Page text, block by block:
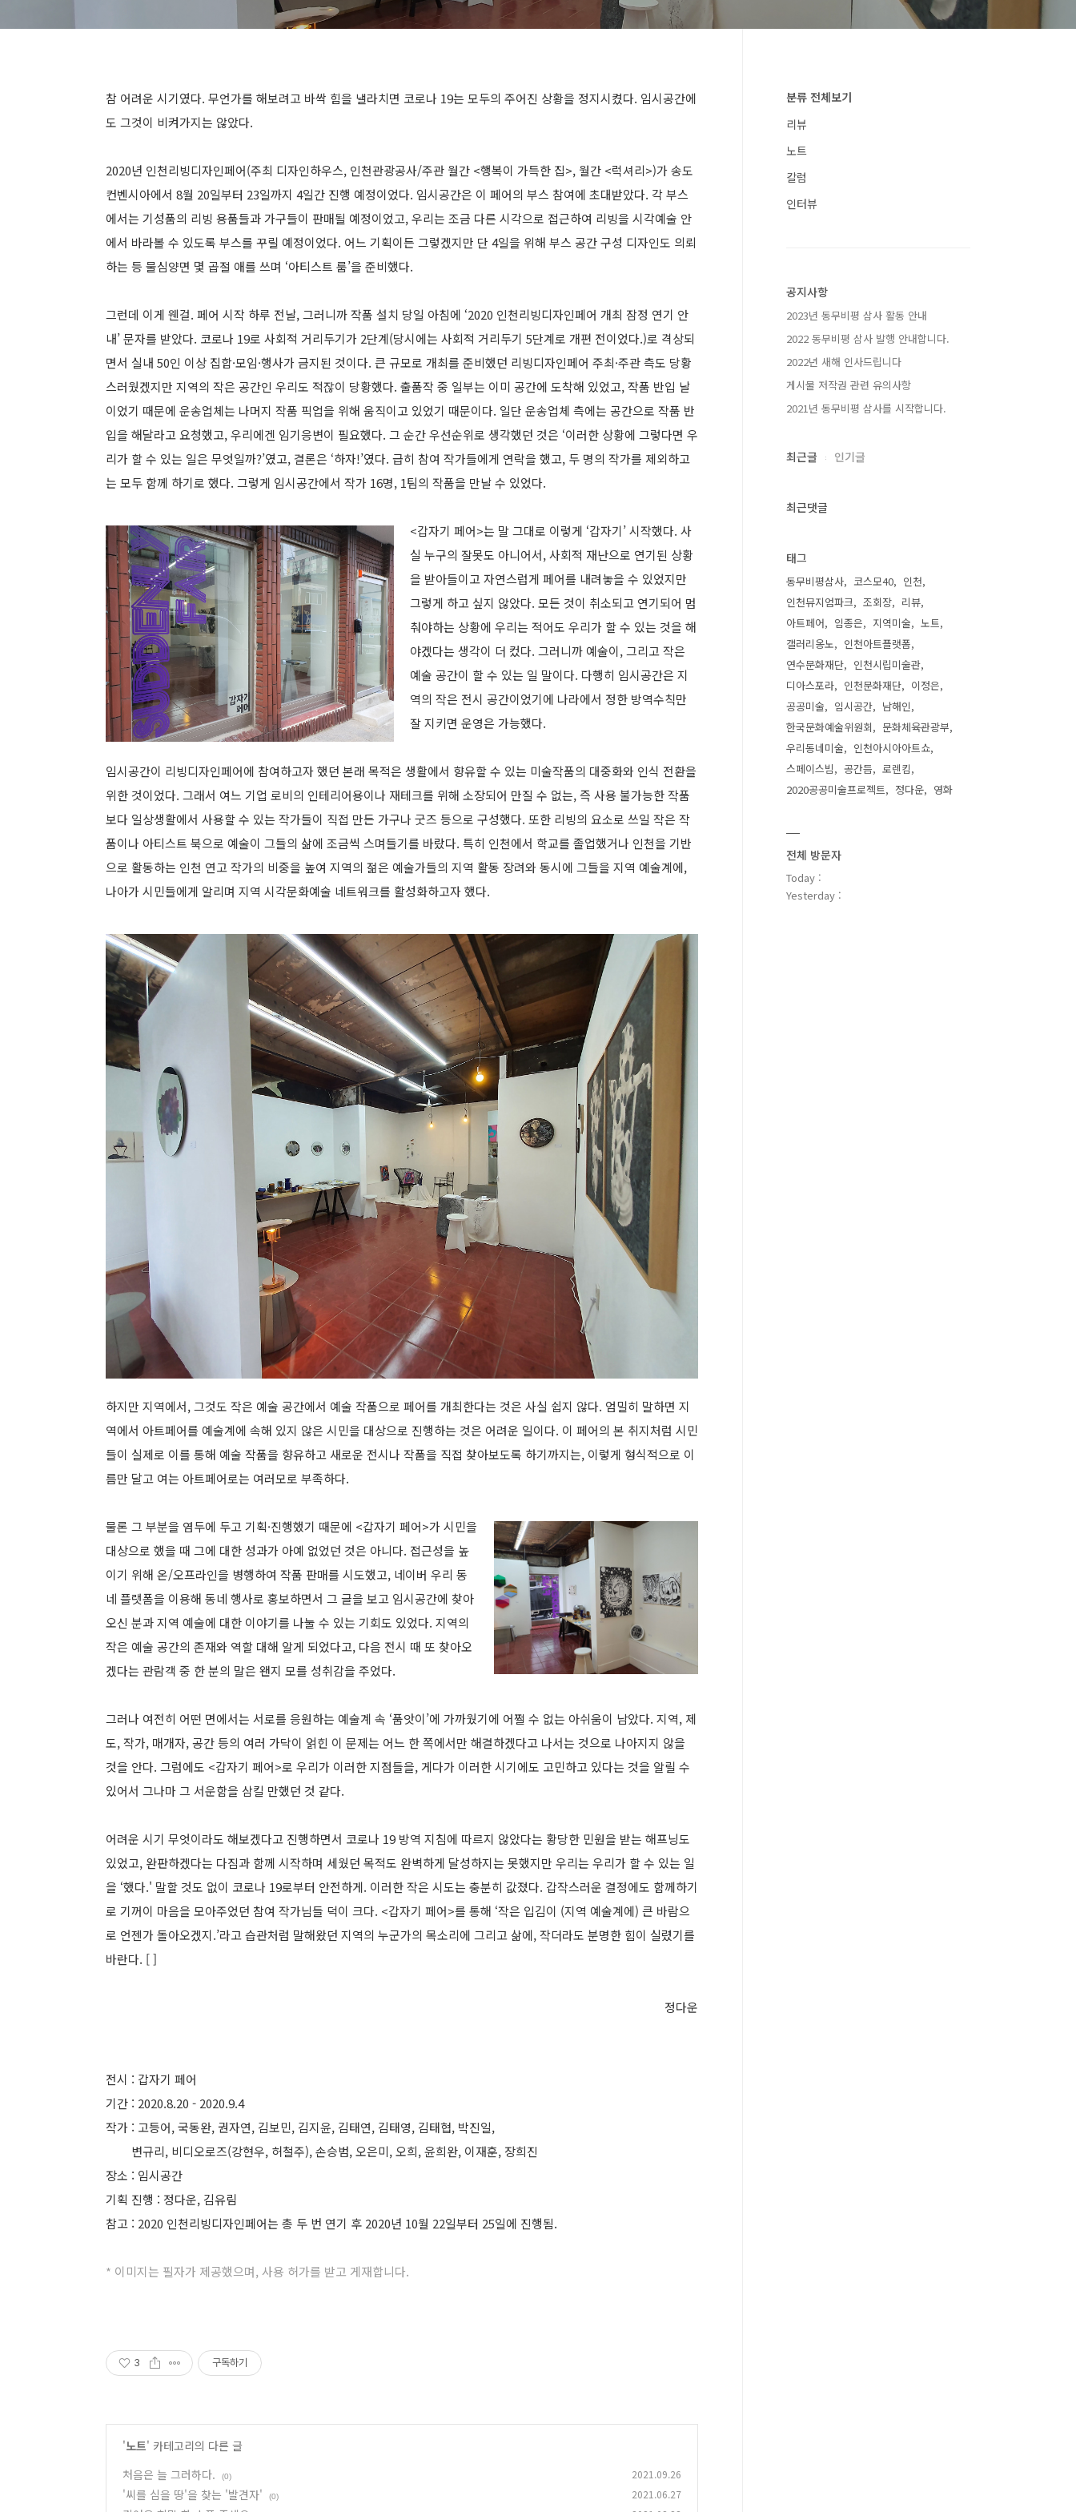
참 어려운 시기였다. 무언가를 해보려고 바싹 힘을 낼라치면 코로나 19는 모두의 주어진 상황을 정지시켰다. 임시공간에
도 그것이 비켜가지는 않았다.
2020년 인천리빙디자인페어(주최 디자인하우스, 인천관광공사/주관 월간 <행복이 가득한 집>, 월간 <럭셔리>)가 송도
컨벤시아에서 8월 20일부터 23일까지 4일간 진행 예정이었다. 임시공간은 이 페어의 부스 참여에 초대받았다. 각 부스
에서는 기성품의 리빙 용품들과 가구들이 판매될 예정이었고, 우리는 조금 다른 시각으로 접근하여 리빙을 시각예술 안
에서 바라볼 수 있도록 부스를 꾸릴 예정이었다. 어느 기획이든 그렇겠지만 단 4일을 위해 부스 공간 구성 디자인도 의뢰
하는 등 물심양면 몇 곱절 애를 쓰며 ‘아티스트 룸’을 준비했다.
그런데 이게 웬걸. 페어 시작 하루 전날, 그러니까 작품 설치 당일 아침에 ‘2020 인천리빙디자인페어 개최 잠정 연기 안
내’ 문자를 받았다. 코로나 19로 사회적 거리두기가 2단계(당시에는 사회적 거리두기 5단계로 개편 전이었다.)로 격상되
면서 실내 50인 이상 집합·모임·행사가 금지된 것이다. 큰 규모로 개최를 준비했던 리빙디자인페어 주최·주관 측도 당황
스러웠겠지만 지역의 작은 공간인 우리도 적잖이 당황했다. 출품작 중 일부는 이미 공간에 도착해 있었고, 작품 반입 날
이었기 때문에 운송업체는 나머지 작품 픽업을 위해 움직이고 있었기 때문이다. 일단 운송업체 측에는 공간으로 작품 반
입을 해달라고 요청했고, 우리에겐 임기응변이 필요했다. 그 순간 우선순위로 생각했던 것은 ‘이러한 상황에 그렇다면 우
리가 할 수 있는 일은 무엇일까?’였고, 결론은 ‘하자!’였다. 급히 참여 작가들에게 연락을 했고, 두 명의 작가를 제외하고
는 모두 함께 하기로 했다. 그렇게 임시공간에서 작가 16명, 1팀의 작품을 만날 수 있었다.
<갑자기 페어>는 말 그대로 이렇게 ‘갑자기’ 시작했다. 사
실 누구의 잘못도 아니어서, 사회적 재난으로 연기된 상황
을 받아들이고 자연스럽게 페어를 내려놓을 수 있었지만
그렇게 하고 싶지 않았다. 모든 것이 취소되고 연기되어 멈
춰야하는 상황에 우리는 적어도 우리가 할 수 있는 것을 해
야겠다는 생각이 더 컸다. 그러니까 예술이, 그리고 작은
예술 공간이 할 수 있는 일 말이다. 다행히 임시공간은 지
역의 작은 전시 공간이었기에 나라에서 정한 방역수칙만
잘 지키면 운영은 가능했다.
임시공간이 리빙디자인페어에 참여하고자 했던 본래 목적은 생활에서 향유할 수 있는 미술작품의 대중화와 인식 전환을
위한 것이었다. 그래서 여느 기업 로비의 인테리어용이나 재테크를 위해 소장되어 만질 수 없는, 즉 사용 불가능한 작품
보다 일상생활에서 사용할 수 있는 작가들이 직접 만든 가구나 굿즈 등으로 구성했다. 또한 리빙의 요소로 쓰일 작은 작
품이나 아티스트 북으로 예술이 그들의 삶에 조금씩 스며들기를 바랐다. 특히 인천에서 학교를 졸업했거나 인천을 기반
으로 활동하는 인천 연고 작가의 비중을 높여 지역의 젊은 예술가들의 지역 활동 장려와 동시에 그들을 지역 예술계에,
나아가 시민들에게 알리며 지역 시각문화예술 네트워크를 활성화하고자 했다.
하지만 지역에서, 그것도 작은 예술 공간에서 예술 작품으로 페어를 개최한다는 것은 사실 쉽지 않다. 엄밀히 말하면 지
역에서 아트페어를 예술계에 속해 있지 않은 시민을 대상으로 진행하는 것은 어려운 일이다. 이 페어의 본 취지처럼 시민
들이 실제로 이를 통해 예술 작품을 향유하고 새로운 전시나 작품을 직접 찾아보도록 하기까지는, 이렇게 형식적으로 이
름만 달고 여는 아트페어로는 여러모로 부족하다.
물론 그 부분을 염두에 두고 기획·진행했기 때문에 <갑자기 페어>가 시민을
대상으로 했을 때 그에 대한 성과가 아예 없었던 것은 아니다. 접근성을 높
이기 위해 온/오프라인을 병행하여 작품 판매를 시도했고, 네이버 우리 동
네 플랫폼을 이용해 동네 행사로 홍보하면서 그 글을 보고 임시공간에 찾아
오신 분과 지역 예술에 대한 이야기를 나눌 수 있는 기회도 있었다. 지역의
작은 예술 공간의 존재와 역할 대해 알게 되었다고, 다음 전시 때 또 찾아오
겠다는 관람객 중 한 분의 말은 왠지 모를 성취감을 주었다.
그러나 여전히 어떤 면에서는 서로를 응원하는 예술계 속 ‘품앗이’에 가까웠기에 어쩔 수 없는 아쉬움이 남았다. 지역, 제
도, 작가, 매개자, 공간 등의 여러 가닥이 얽힌 이 문제는 어느 한 쪽에서만 해결하겠다고 나서는 것으로 나아지지 않을
것을 안다. 그럼에도 <갑자기 페어>로 우리가 이러한 지점들을, 게다가 이러한 시기에도 고민하고 있다는 것을 알릴 수
있어서 그나마 그 서운함을 삼킬 만했던 것 같다.
어려운 시기 무엇이라도 해보겠다고 진행하면서 코로나 19 방역 지침에 따르지 않았다는 황당한 민원을 받는 해프닝도
있었고, 완판하겠다는 다짐과 함께 시작하며 세웠던 목적도 완벽하게 달성하지는 못했지만 우리는 우리가 할 수 있는 일
을 ‘했다.' 말할 것도 없이 코로나 19로부터 안전하게. 이러한 작은 시도는 충분히 값졌다. 갑작스러운 결정에도 함께하기
로 기꺼이 마음을 모아주었던 참여 작가님들 덕이 크다. <갑자기 페어>를 통해 ‘작은 입김이 (지역 예술계에) 큰 바람으
로 언젠가 돌아오겠지.’라고 습관처럼 말해왔던 지역의 누군가의 목소리에 그리고 삶에, 작더라도 분명한 힘이 실렸기를
바란다. [ ]
정다운
전시 : 갑자기 페어
기간 : 2020.8.20 - 2020.9.4
작가 : 고등어, 국동완, 권자연, 김보민, 김지윤, 김태연, 김태영, 김태협, 박진일,
변규리, 비디오로즈(강현우, 허철주), 손승범, 오은미, 오희, 윤희완, 이재훈, 장희진
장소 : 임시공간
기획 진행 : 정다운, 김유림
참고 : 2020 인천리빙디자인페어는 총 두 번 연기 후 2020년 10월 22일부터 25일에 진행됨.
* 이미지는 필자가 제공했으며, 사용 허가를 받고 게재합니다.
3 구독하기
'노트' 카테고리의 다른 글
처음은 늘 그러하다.
(0) 2021.09.26
'씨를 심을 땅'을 찾는 '발견자' (0) 2021.06.27
분류 전체보기
리뷰
노트
칼럼
인터뷰
공지사항
2023년 동무비평 삼사 활동 안내
2022 동무비평 삼사 발행 안내합니다.
2022년 새해 인사드립니다
게시물 저작권 관련 유의사항
2021년 동무비평 삼사를 시작합니다.
최근글 인기글
최근댓글
태그
동무비평삼사 코스모40
인천
인천뮤지엄파크
조회장
리뷰
아트페어
임종은 지역미술
노트
갤러리옹노
인천아트플랫폼
연수문화재단
인천시립미술관
디아스포라
인천문화재단
이정은
공공미술
임시공간
남해인
한국문화예술위원회
문화체육관광부
우리동네미술
인천아시아아트쇼
스페이스빔
공간듬
로렌킴
2020공공미술프로젝트
정다운 영화
전체 방문자
Today :
Yesterday :